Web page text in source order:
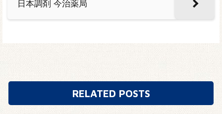
日本調剤 今治薬局
RELATED POSTS